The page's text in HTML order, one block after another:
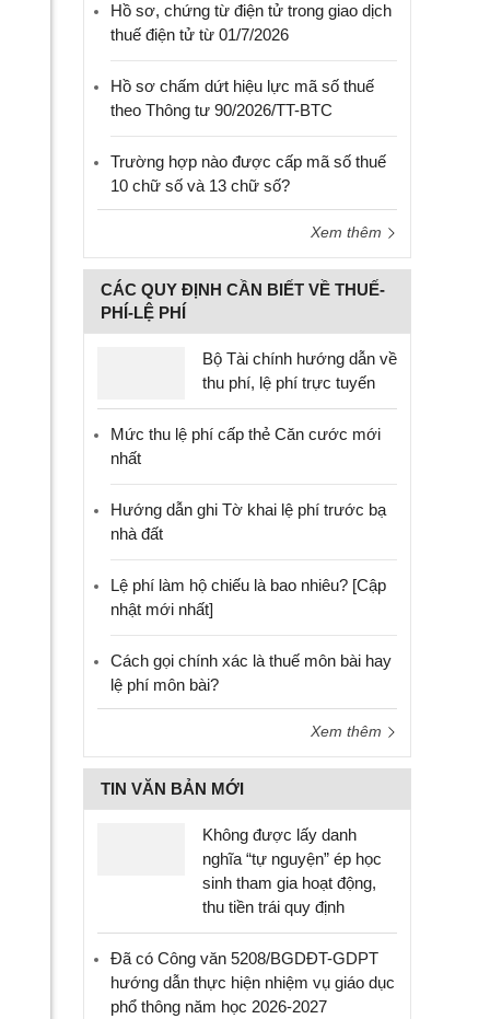
Hồ sơ, chứng từ điện tử trong giao dịch
thuế điện tử từ 01/7/2026
Hồ sơ chấm dứt hiệu lực mã số thuế
theo Thông tư 90/2026/TT-BTC
Trường hợp nào được cấp mã số thuế
10 chữ số và 13 chữ số?
Xem thêm
CÁC QUY ĐỊNH CẦN BIẾT VỀ THUẾ-
PHÍ-LỆ PHÍ
Bộ Tài chính hướng dẫn về
thu phí, lệ phí trực tuyến
Mức thu lệ phí cấp thẻ Căn cước mới
nhất
Hướng dẫn ghi Tờ khai lệ phí trước bạ
nhà đất
Lệ phí làm hộ chiếu là bao nhiêu? [Cập
nhật mới nhất]
Cách gọi chính xác là thuế môn bài hay
lệ phí môn bài?
Xem thêm
TIN VĂN BẢN MỚI
Không được lấy danh
nghĩa “tự nguyện” ép học
sinh tham gia hoạt động,
thu tiền trái quy định
Đã có Công văn 5208/BGDĐT-GDPT
hướng dẫn thực hiện nhiệm vụ giáo dục
phổ thông năm học 2026-2027